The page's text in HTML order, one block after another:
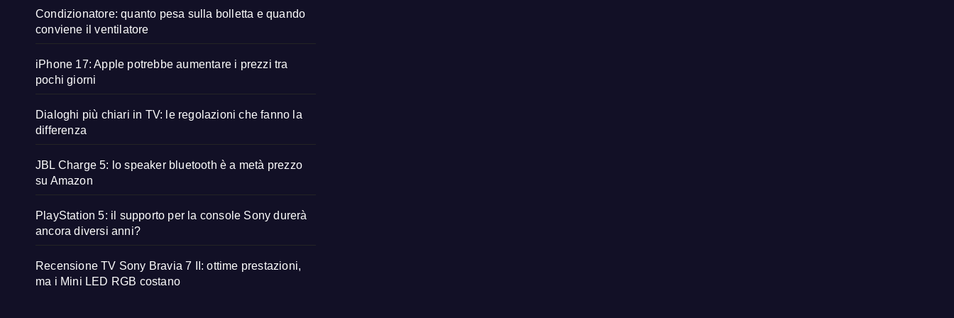
Condizionatore: quanto pesa sulla bolletta e quando
conviene il ventilatore
iPhone 17: Apple potrebbe aumentare i prezzi tra
pochi giorni
Dialoghi più chiari in TV: le regolazioni che fanno la
differenza
JBL Charge 5: lo speaker bluetooth è a metà prezzo
su Amazon
PlayStation 5: il supporto per la console Sony durerà
ancora diversi anni?
Recensione TV Sony Bravia 7 II: ottime prestazioni,
ma i Mini LED RGB costano